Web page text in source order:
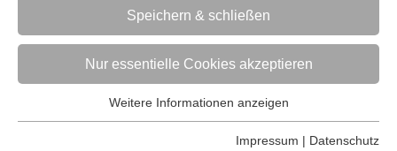
Grundschulkinder
Jugendliche
Speichern & schließen
Nur essentielle Cookies akzeptieren
Essentielle Cookies werden für grundlegende Funktionen der
Weitere Informationen anzeigen
Impressum | Datenschutz